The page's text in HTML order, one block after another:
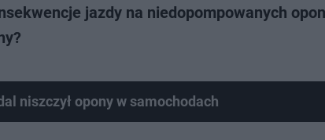
jazdy na niedopompowanych
niszczył opony w samochodach